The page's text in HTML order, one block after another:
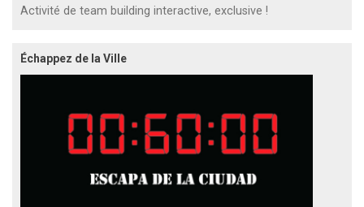
Activité de team building interactive, exclusive !
Échappez de la Ville